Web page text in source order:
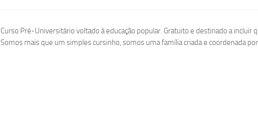
Curso Pré-Universitário voltado à educação popular. Gratuito e destinado a incluir
Somos mais que um simples cursinho, somos uma família criada e coordenada por